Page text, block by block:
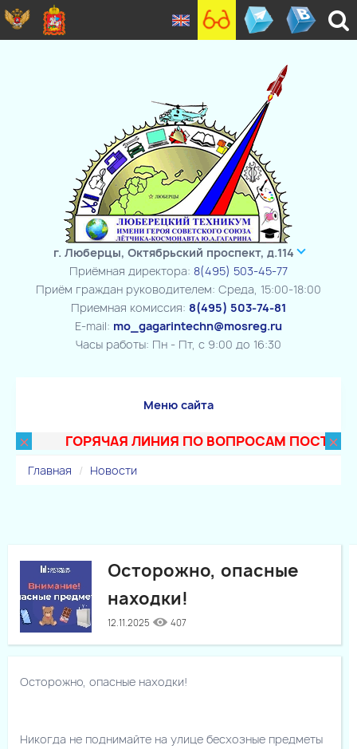
г. Люберцы, Октябрьский проспект, д.114
Приёмная директора: 8(495) 503-45-77
Приём граждан руководителем: Среда, 15:00-18:00
Приемная комиссия: 8(495) 503-74-81
E-mail: mo_gagarintechn@mosreg.ru
Часы работы: Пн - Пт, с 9:00 до 16:30
Меню сайта
× ГОРЯЧАЯ ЛИНИЯ ПО ВОПРОСАМ ×
Главная Новости
Осторожно, опасные
находки!
12.11.2025 407
Осторожно, опасные находки!
Никогда не поднимайте на улице бесхозные предметы